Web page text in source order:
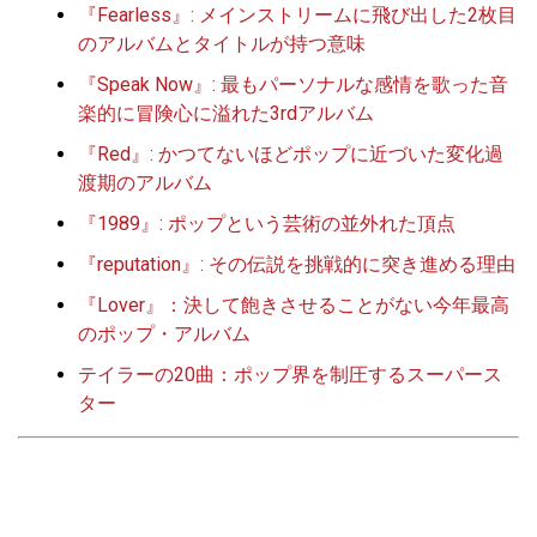
『Fearless』: メインストリームに飛び出した2枚目
のアルバムとタイトルが持つ意味
『Speak Now』: 最もパーソナルな感情を歌った音
楽的に冒険心に溢れた3rdアルバム
『Red』: かつてないほどポップに近づいた変化過
渡期のアルバム
『1989』: ポップという芸術の並外れた頂点
『reputation』: その伝説を挑戦的に突き進める理由
『Lover』：決して飽きさせることがない今年最高
のポップ・アルバム
テイラーの20曲：ポップ界を制圧するスーパース
ター